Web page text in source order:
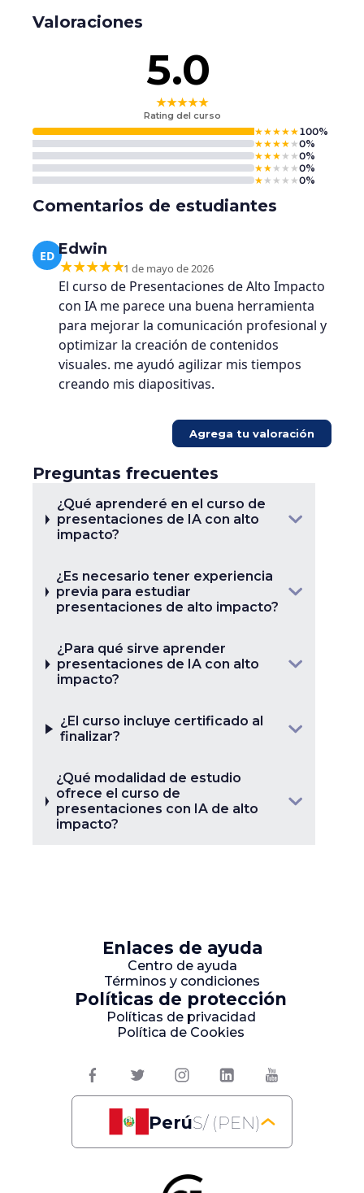
Valoraciones
5.0
★★★★★
Rating del curso
★★★★★100%
★★★★ ★0%
★★★ ★ ★0%
★★ ★ ★ ★0%
★ ★ ★ ★ ★0%
Comentarios de estudiantes
ED Edwin
1 de mayo de 2026
El curso de Presentaciones de Alto Impacto
con IA me parece una buena herramienta
para mejorar la comunicación profesional y
optimizar la creación de contenidos
visuales. me ayudó agilizar mis tiempos
creando mis diapositivas.
Agrega tu valoración
Preguntas frecuentes
¿Qué aprenderé en el curso de
presentaciones de IA con alto
impacto?
¿Es necesario tener experiencia
previa para estudiar
presentaciones de alto impacto?
¿Para qué sirve aprender
presentaciones de IA con alto
impacto?
¿El curso incluye certificado al
finalizar?
¿Qué modalidad de estudio
ofrece el curso de
presentaciones con IA de alto
impacto?
Enlaces de ayuda
Centro de ayuda
Términos y condiciones
Políticas de protección
Políticas de privacidad
Política de Cookies
PerúS/ (PEN)